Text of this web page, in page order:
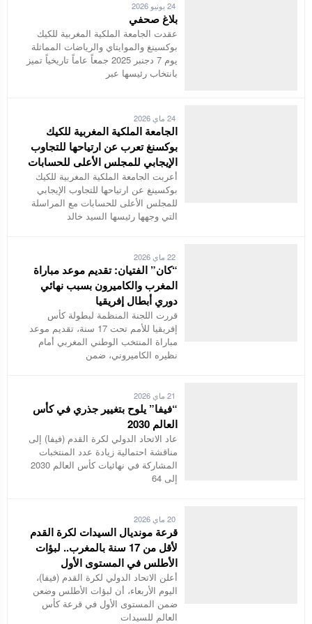
24 يونيو 2026
بلاغ صحفي
عقدت الجامعة الملكية المغربية للكيك
بوكسينغ والموايتاي والرياضات المماثلة
يوم 7 دجنبر 2025 جمعاً عاماً تاريخياً تميز
بانتخاب رئيسها عبر
24 ماي 2026
الجامعة الملكية المغربية للكيك
بوكسنغ تعرب عن ارتياحها للتجاوب
الإيجابي للمجلس الأعلى للحسابات
أعربت الجامعة الملكية المغربية للكيك
بوكسينغ عن ارتياحها للتجاوب الإيجابي
للمجلس الأعلى للحسابات مع المراسلة
التي وجهها رئيسها السيد خالد
22 ماي 2026
“كان” الفتيان: تقديم موعد مباراة
المغرب والكاميرون بسبب نهائي
دوري أبطال إفريقيا
قررت اللجنة المنظمة لبطولة كأس
إفريقيا للأمم تحت 17 سنة، تقديم موعد
مباراة المنتخب الوطني المغربي أمام
نظيره الكاميروني، ضمن
“فيفا” يلوح بتغيير جذري في كأس
العالم 2030
عاد الاتحاد الدولي لكرة القدم (فيفا) إلى
مناقشة احتمالية زيادة عدد المنتخبات
المشاركة في نهائيات كأس العالم 2030
إلى 64
20 ماي 2026
قرعة مونديال السيدات لكرة القدم
لأقل من 17 سنة بالمغرب.. لبؤات
الأطلس في المستوى الأول
أعلن الاتحاد الدولي لكرة القدم (فيفا)،
اليوم الأربعاء، أن لبؤات الأطلس وضعن
ضمن المستوى الأول في قرعة كأس
العالم للسيدات